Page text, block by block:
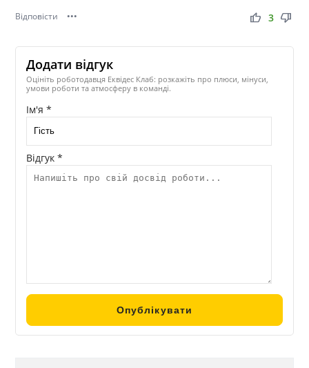
Відповісти ••• thumb_up thumb_down
3
Додати відгук
Оцініть роботодавця Еквідес Клаб: розкажіть про плюси, мінуси,
умови роботи та атмосферу в команді.
Ім'я *
Відгук *